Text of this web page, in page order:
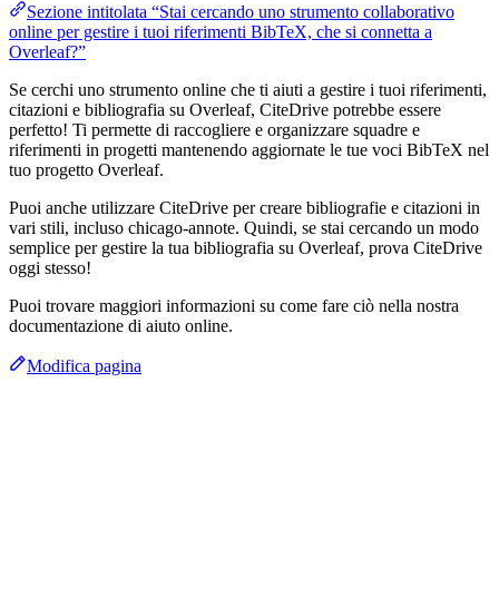
Sezione intitolata “Stai cercando uno strumento collaborativo
online per gestire i tuoi riferimenti BibTeX, che si connetta a
Overleaf?”
Se cerchi uno strumento online che ti aiuti a gestire i tuoi riferimenti,
citazioni e bibliografia su Overleaf, CiteDrive potrebbe essere
perfetto! Ti permette di raccogliere e organizzare squadre e
riferimenti in progetti mantenendo aggiornate le tue voci BibTeX nel
tuo progetto Overleaf.
Puoi anche utilizzare CiteDrive per creare bibliografie e citazioni in
vari stili, incluso chicago-annote. Quindi, se stai cercando un modo
semplice per gestire la tua bibliografia su Overleaf, prova CiteDrive
oggi stesso!
Puoi trovare maggiori informazioni su come fare ciò nella nostra
documentazione di aiuto online.
Modifica pagina